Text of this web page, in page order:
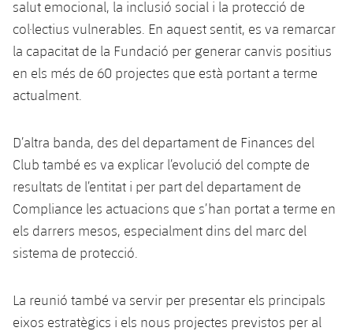
salut emocional, la inclusió social i la protecció de
col·lectius vulnerables. En aquest sentit, es va remarcar
la capacitat de la Fundació per generar canvis positius
en els més de 60 projectes que està portant a terme
actualment.
D’altra banda, des del departament de Finances del
Club també es va explicar l’evolució del compte de
resultats de l’entitat i per part del departament de
Compliance les actuacions que s’han portat a terme en
els darrers mesos, especialment dins del marc del
sistema de protecció.
La reunió també va servir per presentar els principals
eixos estratègics i els nous projectes previstos per al